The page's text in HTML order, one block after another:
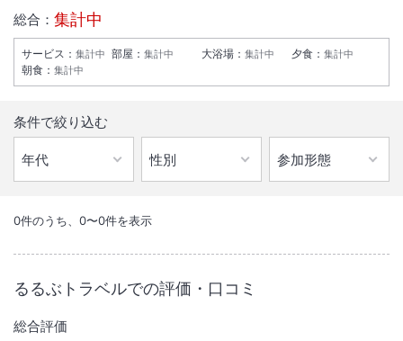
大浴場を完備。
岐阜市市街地や名古屋方面へのアクセスに便利な位置にございます。
総合： 集計中
サービス ： 集計中 部屋 ： 集計中 大浴場 ： 集計中 夕食 ： 集計中
朝食 ： 集計中
条件で絞り込む
0件のうち、 0〜0件を表示
るるぶトラベルでの評価・口コミ
総合評価